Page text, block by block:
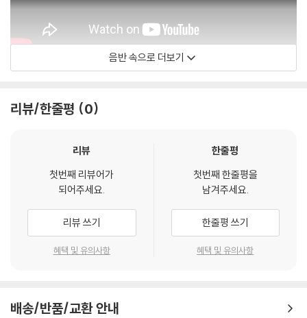
Deutsche Grammophon - DG
음반 속으로 더보기
리뷰/한줄평 0
리뷰
첫번째 리뷰어가
되어주세요.
리뷰 쓰기
혜택 및 유의사항
한줄평
첫번째 한줄평을
남겨주세요.
한줄평 쓰기
혜택 및 유의사항
배송/반품/교환 안내